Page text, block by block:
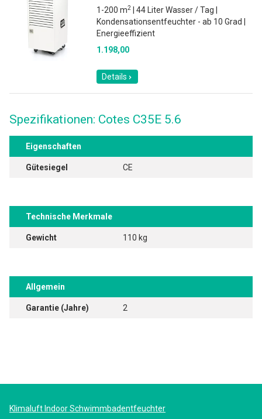
1-200 m2
| 44 Liter Wasser / Tag |
Kondensationsentfeuchter - ab 10 Grad |
Energieeffizient
1.198,00
Details
Spezifikationen: Cotes C35E 5.6
Eigenschaften
Gütesiegel CE
Technische Merkmale
Gewicht 110 kg
Allgemein
Garantie (Jahre) 2
Klimaluft Indoor Schwimmbadentfeuchter